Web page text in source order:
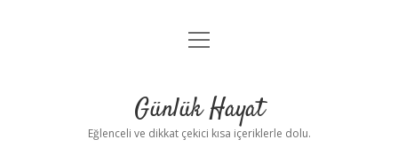
Anasayfa
Yasal Uyarı
menüyü
Günlük Hayat
Eğlenceli ve dikkat çekici kısa içeriklerle dolu.